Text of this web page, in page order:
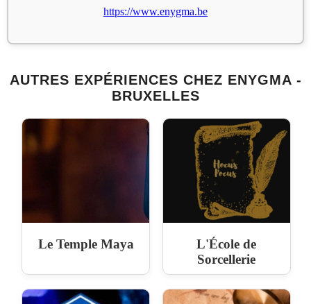
https://www.enygma.be
AUTRES EXPÉRIENCES CHEZ ENYGMA -
BRUXELLES
Le Temple Maya
L'École de
Sorcellerie